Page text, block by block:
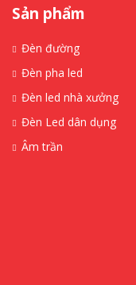
Sản phẩm
Đèn đường
Đèn pha led
Đèn led nhà xưởng
Đèn Led dân dụng
Âm trần